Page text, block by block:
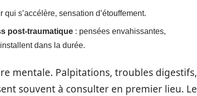
s’accélère, sensation d’étouffement.
post-traumatique : pensées envahissantes,
dans la durée.
mentale. Palpitations, troubles digestifs,
souvent à consulter en premier lieu. Le